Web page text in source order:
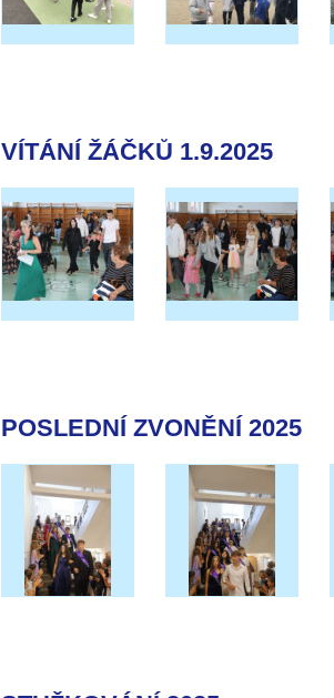
VÍTÁNÍ ŽÁČKŮ 1.9.2025
POSLEDNÍ ZVONĚNÍ 2025